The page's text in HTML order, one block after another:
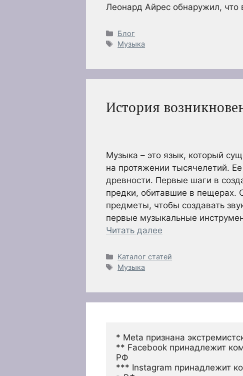
Леонард Айрес обнаружил, что
Рубрики
Блог
Метки
Музыка
История
Музыка – это язык, который
на протяжении тысячелетий.
древности. Первые шаги в
предки, обитавшие в пещерах.
предметы, чтобы создавать
первые музыкальные
Читать далее
Рубрики
Каталог статей
Метки
Музыка
* Meta признана
** Facebook принадлежит
РФ
*** Instagram принадлежит